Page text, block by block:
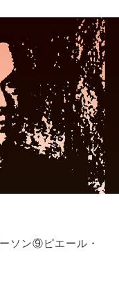
ソン⑨ピエール・